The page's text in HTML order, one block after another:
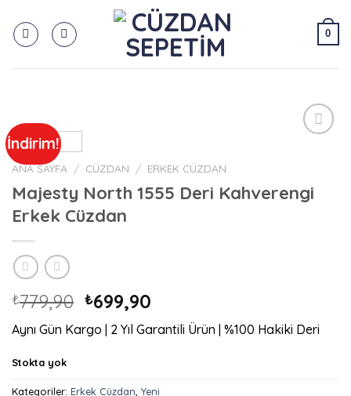
content
0
İndirim!
ANA SAYFA / CÜZDAN / ERKEK CÜZDAN
Majesty North 1555 Deri Kahverengi
Erkek Cüzdan
₺779,90 Orijinal
fiyat:
₺779,90.
₺699,90
andaki
fiyat:
Aynı Gün Kargo | 2 Yıl Garantili Ürün | %100 Hakiki Deri
Stokta yok
Kategoriler: Erkek Cüzdan Yeni